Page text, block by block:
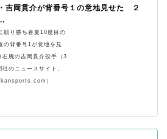
吉岡貫介が背番号１の意地見せた ２
競り勝ち春夏10度目の
の背番号1が意地を見
腕の吉岡貫介投手（3
のニュースサイト、
）